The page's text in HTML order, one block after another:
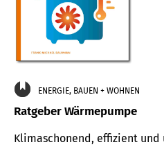
ENERGIE, BAUEN + WOHNEN
Ratgeber Wärmepumpe
Klimaschonend, effizient und